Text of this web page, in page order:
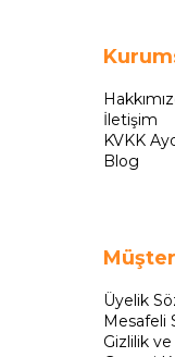
İletişim
KVKK
Blog
Üyelik
Mesafeli
Gizlilik